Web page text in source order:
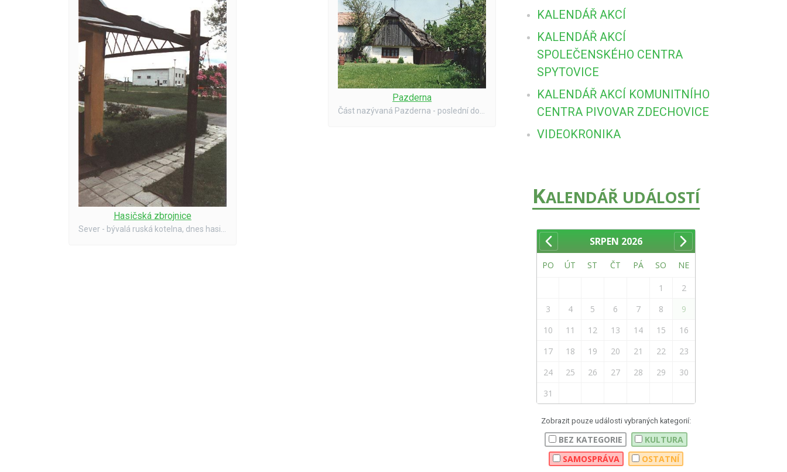
Hasičská zbrojnice
Sever - bývalá ruská kotelna, dnes hasičská zbrojnice. Rok 1997.
Pazderna
KALENDÁŘ AKCÍ
KALENDÁŘ AKCÍ
SPOLEČENSKÉHO CENTRA
SPYTOVICE
KALENDÁŘ AKCÍ KOMUNITNÍHO
CENTRA PIVOVAR ZDECHOVICE
VIDEOKRONIKA
KALENDÁŘ UDÁLOSTÍ
SRPEN 2026
PO ÚT ST ČT PÁ SO NE
1
2
3
4 5 6 7 8
9
10
11 12 13 14 15
16
17
18 19 20 21 22
23
24
25 26 27 28 29
30
31
Zobrazit pouze události vybraných kategorií:
BEZ KATEGORIE
KULTURA
SAMOSPRÁVA
OSTATNÍ